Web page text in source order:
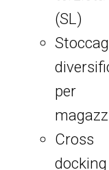
(SL)
per
Cross
docking